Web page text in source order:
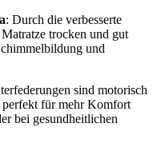
: Durch die verbesserte
trocken und gut
und
sind motorisch
perfekt für mehr Komfort
bei gesundheitlichen